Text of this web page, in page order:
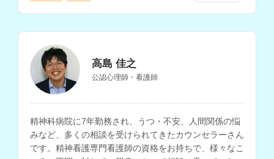
高島 佳之
公認心理師・看護師
精神科病院に7年勤務され、うつ・不安、人間関係の悩
みなど、多くの相談を受けられてきたカウンセラーさん
です。精神看護専門看護師の資格をお持ちで、様々なこ